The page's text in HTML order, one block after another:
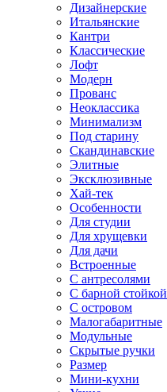
Дизайнерские
Итальянские
Кантри
Классические
Лофт
Модерн
Прованс
Неоклассика
Минимализм
Под старину
Скандинавские
Элитные
Эксклюзивные
Хай-тек
Особенности
Для студии
Для хрущевки
Для дачи
Встроенные
С антресолями
С барной стойкой
С островом
Малогабаритные
Модульные
Скрытые ручки
Размер
Мини-кухни